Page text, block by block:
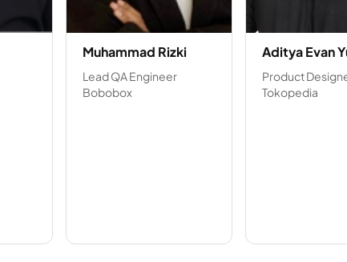
Muhammad Rizki
Lead QA Engineer
Bobobox
Aditya Evan
Product
Tokopedia